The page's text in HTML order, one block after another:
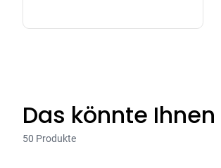
Das könnte Ihnen
50 Produkte